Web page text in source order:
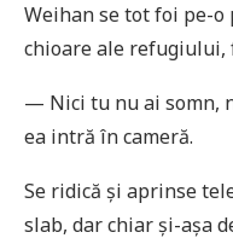
Weihan se tot foi pe-
chioare ale refugiului,
— Nici tu nu ai somn,
ea intră în cameră.
Se ridică și aprinse
slab, dar chiar și-așa